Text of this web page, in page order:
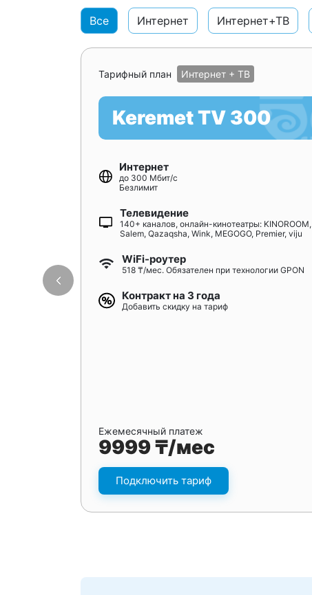
Все Интернет Интернет+ТВ
Тарифный план Интернет + ТВ
Keremet TV 300
Интернет
до 300 Мбит/с
Безлимит
Телевидение
140+ каналов, онлайн-кинотеатры: KINOROOM,
Salem, Qazaqsha, Wink, MEGOGO, Premier, viju
WiFi-роутер
518 ₸/мес. Обязателен при технологии GPON
Контракт на 3 года
Добавить скидку на тариф
Ежемесячный платеж
9999 ₸/мес
Подключить тариф